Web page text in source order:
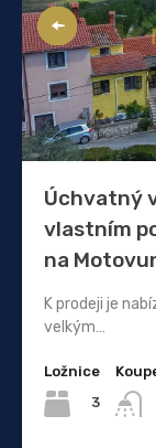
Úchvatný
vlastním
na
K prodeji je
velkým…
Ložnice
3